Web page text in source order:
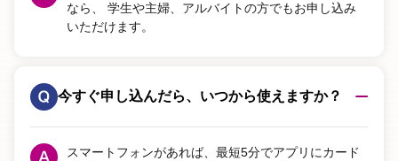
なら、
学生や主婦、アルバイトの方でもお申し込み
いただけます。
今すぐ申し込んだら、いつから使えますか？
スマートフォンがあれば、最短5分でアプリにカード